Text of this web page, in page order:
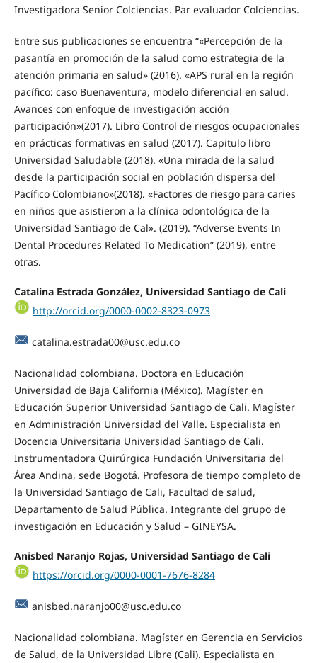
Investigadora Senior Colciencias. Par evaluador Colciencias.
Entre sus publicaciones se encuentra “«Percepción de la
pasantía en promoción de la salud como estrategia de la
atención primaria en salud» (2016). «APS rural en la región
pacífico: caso Buenaventura, modelo diferencial en salud.
Avances con enfoque de investigación acción
participación»(2017). Libro Control de riesgos ocupacionales
en prácticas formativas en salud (2017). Capitulo libro
Universidad Saludable (2018). «Una mirada de la salud
desde la participación social en población dispersa del
Pacífico Colombiano»(2018). «Factores de riesgo para caries
en niños que asistieron a la clínica odontológica de la
Universidad Santiago de Cal». (2019). “Adverse Events In
Dental Procedures Related To Medication” (2019), entre
otras.
Catalina Estrada González, Universidad Santiago de Cali
http://orcid.org/0000-0002-8323-0973
catalina.estrada00@usc.edu.co
Nacionalidad colombiana. Doctora en Educación
Universidad de Baja California (México). Magíster en
Educación Superior Universidad Santiago de Cali. Magíster
en Administración Universidad del Valle. Especialista en
Docencia Universitaria Universidad Santiago de Cali.
Instrumentadora Quirúrgica Fundación Universitaria del
Área Andina, sede Bogotá. Profesora de tiempo completo de
la Universidad Santiago de Cali, Facultad de salud,
Departamento de Salud Pública. Integrante del grupo de
investigación en Educación y Salud – GINEYSA.
Anisbed Naranjo Rojas, Universidad Santiago de Cali
https://orcid.org/0000-0001-7676-8284
anisbed.naranjo00@usc.edu.co
Nacionalidad colombiana. Magíster en Gerencia en Servicios
de Salud, de la Universidad Libre (Cali). Especialista en